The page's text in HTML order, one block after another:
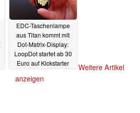
EDC-Taschenlampe
aus Titan kommt mit
Dot-Matrix-Display:
LoopDot startet ab 30
Euro auf Kickstarter
Weitere Artikel
anzeigen